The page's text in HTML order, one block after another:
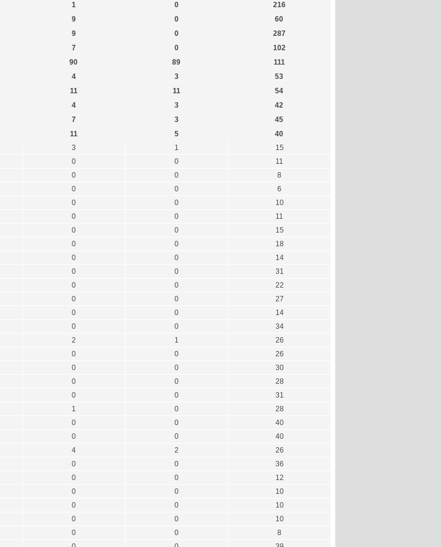
1 0
216
9 0
60
9 0
287
7 0
102
90 89
111
4 3
53
11 11
54
4 3
42
7 3
45
11 5
40
3 1
15
0 0
11
0 0
8
0 0
6
0 0
10
0 0
11
0 0
15
0 0
18
0 0
14
0 0
31
0 0
22
0 0
27
0 0
14
0 0
34
2 1
26
0 0
26
0 0
30
0 0
28
0 0
31
1 0
28
0 0
40
0 0
40
4 2
26
0 0
36
0 0
12
0 0
10
0 0
10
0 0
10
0 0
8